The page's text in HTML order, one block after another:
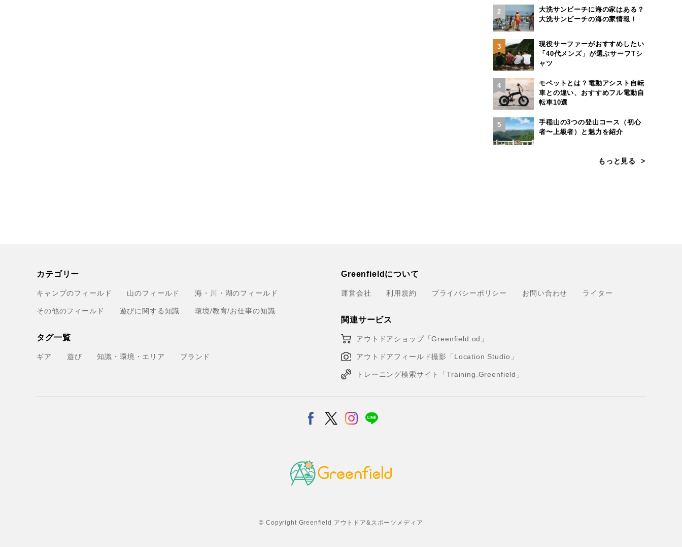
2
大洗サンビーチに海の家はある？
大洗サンビーチの海の家情報！
3
現役サーファーがおすすめしたい
「40代メンズ」が選ぶサーフTシ
ャツ
4
モペットとは？電動アシスト自転
車との違い、おすすめフル電動自
転車10選
5
手稲山の3つの登山コース（初心
者〜上級者）と魅力を紹介
もっと見る
カテゴリー
キャンプのフィールド 山のフィールド 海・川・湖のフィールド
その他のフィールド 遊びに関する知識 環境/教育/お仕事の知識
タグ一覧
ギア 遊び 知識・環境・エリア ブランド
Greenfieldについて
運営会社 利用規約 プライバシーポリシー お問い合わせ ライター
関連サービス
アウトドアショップ「Greenfield.od」
アウトドアフィールド撮影「Location Studio」
トレーニング検索サイト「Training.Greenfield」
© Copyright Greenfield アウトドア&スポーツメディア